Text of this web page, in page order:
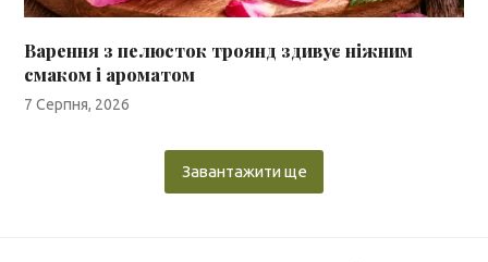
Варення з пелюсток троянд здивує ніжним
смаком і ароматом
7 Серпня, 2026
Завантажити ще